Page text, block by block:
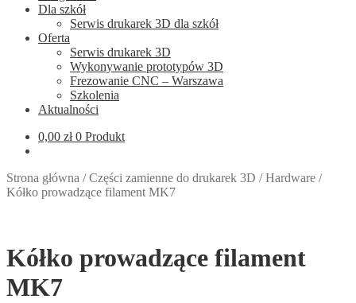
Dla szkół
Serwis drukarek 3D dla szkół
Oferta
Serwis drukarek 3D
Wykonywanie prototypów 3D
Frezowanie CNC – Warszawa
Szkolenia
Aktualności
0,00 zł 0 Produkt
Strona główna /Części zamienne do drukarek 3D /Hardware /
Kółko prowadzące filament MK7
Kółko prowadzące filament
MK7